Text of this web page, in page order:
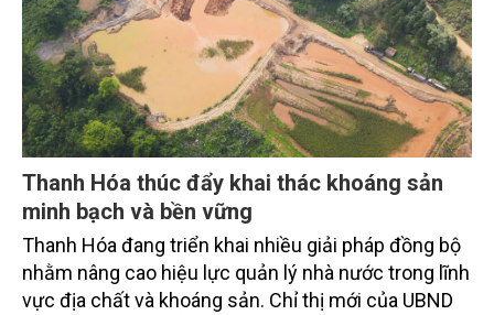
Thanh Hóa thúc đẩy khai thác khoáng sản
minh bạch và bền vững
Thanh Hóa đang triển khai nhiều giải pháp đồng bộ
nhằm nâng cao hiệu lực quản lý nhà nước trong lĩnh
vực địa chất và khoáng sản. Chỉ thị mới của UBND